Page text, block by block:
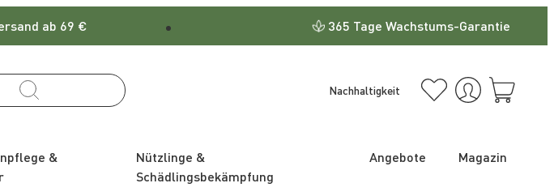
ab 69 € 365 Tage Wachstums-Garantie
Nachhaltigkeit
&
Nützlinge &
Schädlingsbekämpfung
Angebote Magazin